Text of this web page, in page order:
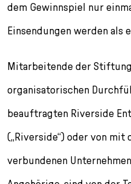
dem Gewinnspiel nur
Einsendungen werden als
Mitarbeitende der
organisatorischen
beauftragten Riverside
(„Riverside“) oder von
verbundenen